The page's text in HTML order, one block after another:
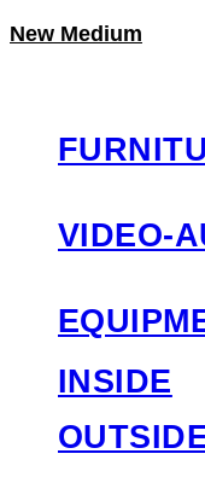
New Medium
VIDEO-
INSIDE